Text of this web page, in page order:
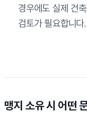
경우에도 실제 건
검토가 필요합니다.
맹지 소유 시 어떤